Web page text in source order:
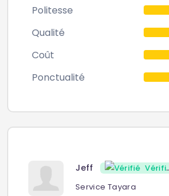
Politesse
Qualité
Coût
Ponctualité
Jeff Vérifié
Service Tayara